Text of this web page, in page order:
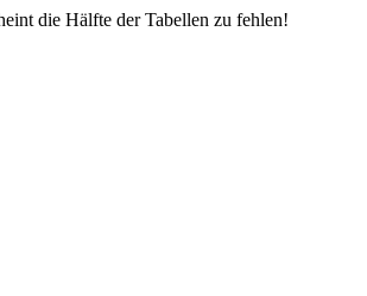
die Hälfte der Tabellen zu fehlen!